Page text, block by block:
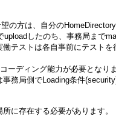
、自分のHomeDirectory
したのち、事務局まで
は各自事前にテストを
ング能力が必要となりま
でLoading条件(security)
在する必要があります。